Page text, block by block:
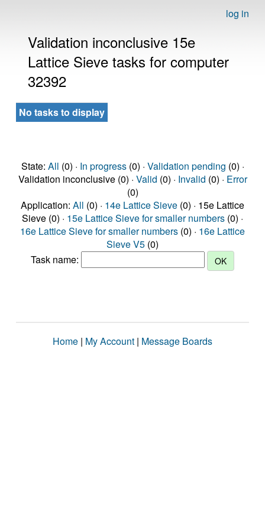
log in
Validation inconclusive 15e
Lattice Sieve tasks for computer
32392
No tasks to display
State: All (0) · In progress(0) · Validation pending (0) ·
Validation inconclusive (0) · Valid (0) · Invalid (0) · Error
(0)
Application: All (0) · 14e Lattice Sieve (0) · 15e Lattice
Sieve (0) · 15e Lattice Sieve for smaller numbers (0) ·
16e Lattice Sieve for smaller numbers (0) · 16e Lattice
Sieve V5 (0)
Task name:
Home | My Account | Message Boards